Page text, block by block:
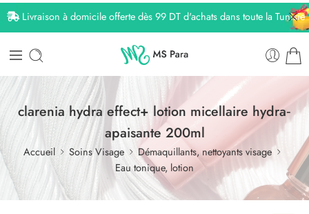
Livraison à domicile offerte dès 99 DT d'achats dans toute la Tunisie
clarenia hydra effect+ lotion micellaire hydra‐
apaisante 200ml
Accueil Soins Visage
Démaquillants, nettoyants visage
Eau tonique, lotion